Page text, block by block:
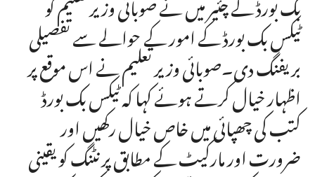
ٹیکس بک بورڈ کے امور کے حوالے سے تفصیلی
بریفنگ دی۔صوبائی وزیر تعلیم نے اس موقع پر
اظہار خیال کرتے ہوئے کہا کہ ٹیکس بک بورڈ
کتب کی چھپائی میں خاص خیال رکھیں اور
ضرورت اور مارکیٹ کے مطابق پرنٹنگ کو یقینی